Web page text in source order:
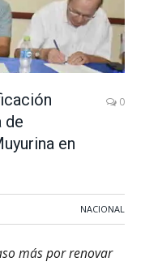
de
en
0
NACIONAL
más por renovar